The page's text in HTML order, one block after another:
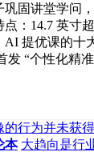
巩固讲堂学问
：14.7 英寸
AI 提优课的
发 “个性化精
的行为并未获得
本 大趋向是行